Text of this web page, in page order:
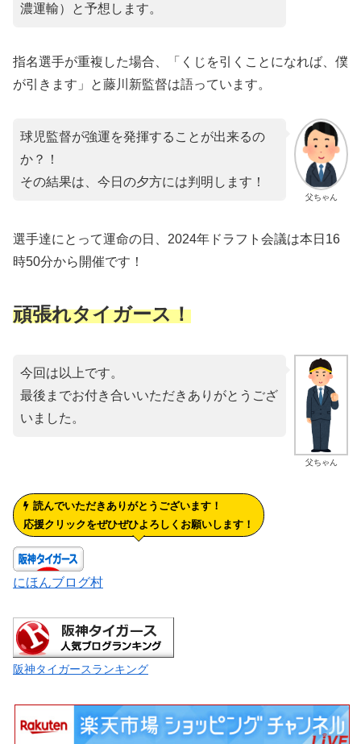
濃運輸）と予想します。
指名選手が重複した場合、「くじを引くことになれば、僕
が引きます」と藤川新監督は語っています。
父ちゃん
球児監督が強運を発揮することが出来るの
か？！
その結果は、今日の夕方には判明します！
選手達にとって運命の日、2024年ドラフト会議は本日16
時50分から開催です！
頑張れタイガース！
父ちゃん
今回は以上です。
最後までお付き合いいただきありがとうござ
いました。
読んでいただきありがとうございます！
応援クリックをぜひぜひよろしくお願いします！
にほんブログ村
阪神タイガースランキング